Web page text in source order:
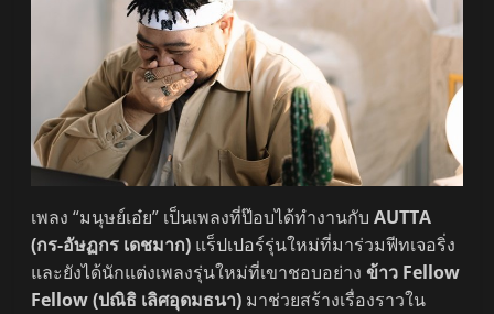
เพลง “มนุษย์เอ๋ย” เป็นเพลงที่ป๊อบได้ทำงานกับAUTTA
(กร-อัษฏกร เดชมาก) แร็ปเปอร์รุ่นใหม่ที่มาร่วมฟีทเจอริ่ง
และยังได้นักแต่งเพลงรุ่นใหม่ที่เขาชอบอย่างข้าว Fellow
Fellow (ปณิธิ เลิศอุดมธนา) มาช่วยสร้างเรื่องราวใน